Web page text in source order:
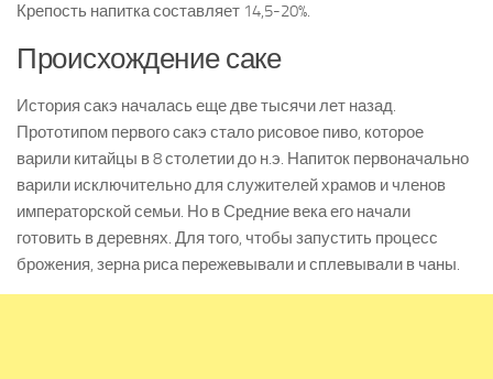
Крепость напитка составляет 14,5-20%.
Происхождение саке
История сакэ началась еще две тысячи лет назад.
Прототипом первого сакэ стало рисовое пиво, которое
варили китайцы в 8 столетии до н.э. Напиток первоначально
варили исключительно для служителей храмов и членов
императорской семьи. Но в Средние века его начали
готовить в деревнях. Для того, чтобы запустить процесс
брожения, зерна риса пережевывали и сплевывали в чаны.